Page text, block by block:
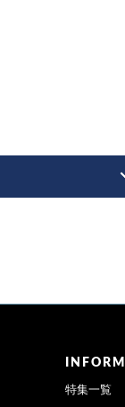
特集一覧